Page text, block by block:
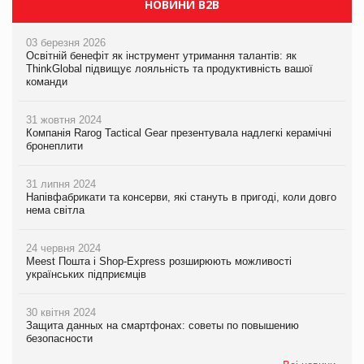
НОВИНИ B2B
03 березня 2026
Освітній бенефіт як інструмент утримання талантів: як
ThinkGlobal підвищує лояльність та продуктивність вашої
команди
31 жовтня 2024
Компанія Rarog Tactical Gear презентувала надлегкі керамічні
бронеплити
31 липня 2024
Напівфабрикати та консерви, які стануть в пригоді, коли довго
нема світла
24 червня 2024
Meest Пошта і Shop-Express розширюють можливості
українських підприємців
30 квітня 2024
Защита данных на смартфонах: советы по повышению
безопасности